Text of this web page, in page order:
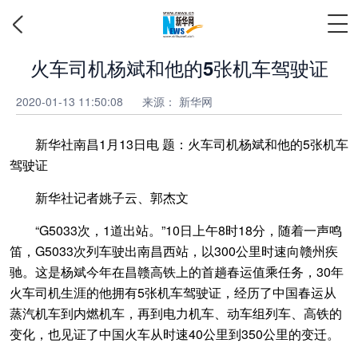
火车司机杨斌和他的5张机车驾驶证
2020-01-13 11:50:08 来源： 新华网
新华社南昌1月13日电 题：火车司机杨斌和他的5张机车
驾驶证
新华社记者姚子云、郭杰文
“G5033次，1道出站。”10日上午8时18分，随着一声鸣
笛，G5033次列车驶出南昌西站，以300公里时速向赣州疾
驰。这是杨斌今年在昌赣高铁上的首趟春运值乘任务，30年
火车司机生涯的他拥有5张机车驾驶证，经历了中国春运从
蒸汽机车到内燃机车，再到电力机车、动车组列车、高铁的
变化，也见证了中国火车从时速40公里到350公里的变迁。